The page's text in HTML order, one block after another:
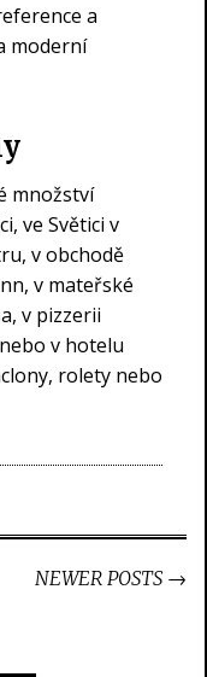
a
moderní
množství
ve Světici v
v obchodě
v mateřské
v pizzerii
v hotelu
, rolety nebo
NEWER POSTS →